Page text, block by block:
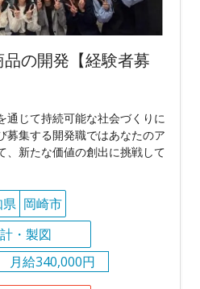
の開発【経験者募
通じて持続可能な社会づくりに
募集する開発職ではあなたのア
、新たな価値の創出に挑戦して
岡崎市
・製図
月給340,000円